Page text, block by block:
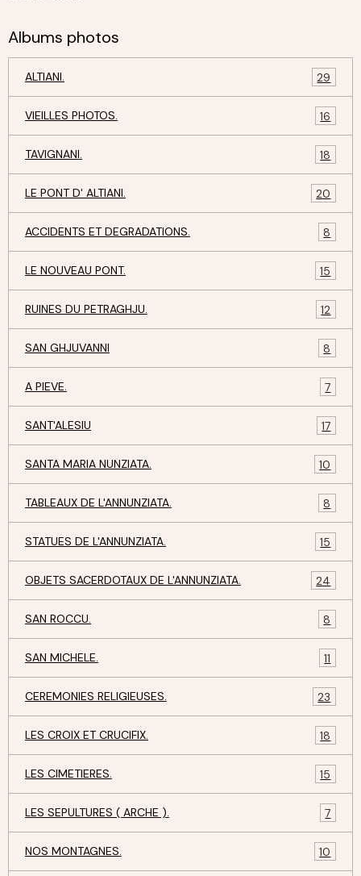
Albums photos
ALTIANI. 29
VIEILLES PHOTOS. 16
TAVIGNANI. 18
LE PONT D' ALTIANI. 20
ACCIDENTS ET DEGRADATIONS. 8
LE NOUVEAU PONT. 15
RUINES DU PETRAGHJU. 12
SAN GHJUVANNI 8
A PIEVE. 7
SANT'ALESIU 17
SANTA MARIA NUNZIATA. 10
TABLEAUX DE L'ANNUNZIATA. 8
STATUES DE L'ANNUNZIATA. 15
OBJETS SACERDOTAUX DE L'ANNUNZIATA. 24
SAN ROCCU. 8
SAN MICHELE. 11
CEREMONIES RELIGIEUSES. 23
LES CROIX ET CRUCIFIX. 18
LES CIMETIERES. 15
LES SEPULTURES ( ARCHE ). 7
NOS MONTAGNES. 10